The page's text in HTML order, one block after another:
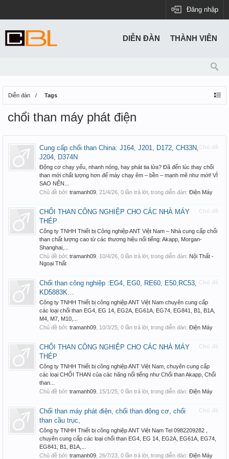
Đăng nhập
Diễn đàn Tags
chổi than máy phát điện
Chủ đề
Cung cấp chổi than China: J164, J201, D172, CH33N,
J204, D374N
Động cơ chạy yếu, nhanh nóng, hay phát tia lửa? Đã đến lúc thay chổi
than mới chất lượng hơn để máy chạy êm – bền – mạnh mẽ như mới! VÌ
SAO NÊN...
Chủ đề bởi: tramanh09 21/4/26 , 0 lần trả lời, trong diễn đàn: Điện Máy
Chủ đề
CHỔI THAN CÔNG NGHIỆP CHO CÁC NHÀ MÁY
THÉP
Công ty TNHH Thiết bị Công nghiệp ANT Việt Nam – Nhà cung cấp chổi
than chất lượng cao từ các thương hiệu nổi tiếng: Akapp, Morgan-
Shanghai,...
Chủ đề bởi: tramanh09 10/4/26 , 0 lần trả lời, trong diễn đàn: Nội Thất -
Ngoại Thất
Chủ đề
Chổi than công nghiệp :EG4, EG0, RE60, E50,RC53,
KD5883K…
Công ty TNHH Thiết bị công nghiệp ANT Việt Nam chuyên cung cấp
các loại chổi than EG4, EG 14, EG2A, EG61A, EG74, EG841, B1, B1A,
M4, M7, M10,...
Chủ đề bởi: tramanh09 10/3/25 , 0 lần trả lời, trong diễn đàn: Điện Máy
Chủ đề
CHỔI THAN CÔNG NGHIỆP CHO CÁC NHÀ MÁY
THÉP
Công ty TNHH Thiết bị công nghiệp ANT Việt Nam, chuyên cung cấp
các loại CHỔI THAN của các hãng nổi tiếng như Chổi than Akapp, Chổi
than...
Chủ đề bởi: tramanh09 15/1/25 , 0 lần trả lời, trong diễn đàn: Điện Máy
Chủ đề
Chổi than máy phát điện, chổi than động cơ, chổi
than cầu trục,
Công ty TNHH Thiết bị công nghiệp ANT Việt Nam Tel 0982209282 ,
chuyên cung cấp các loại chổi than EG4, EG 14, EG2A, EG61A, EG74,
EG841, B1, B1A,...
Chủ đề bởi: tramanh09 26/7/23 , 0 lần trả lời, trong diễn đàn: Điện Máy
DIỄN ĐÀN THÀNH VIÊN